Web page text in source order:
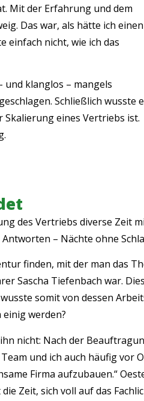
Mit der Erfahrung und dem
Das war, als hätte ich einen
einfach nicht, wie ich das
und klanglos – mangels
Schließlich wusste
Skalierung eines Vertriebs ist.
des Vertriebs diverse Zeit
– Nächte ohne
finden, mit der man das
Sascha Tiefenbach war.
somit von dessen
werden?
nicht: Nach der
und ich auch häufig
Firma aufzubauen.“
Zeit, sich voll auf das